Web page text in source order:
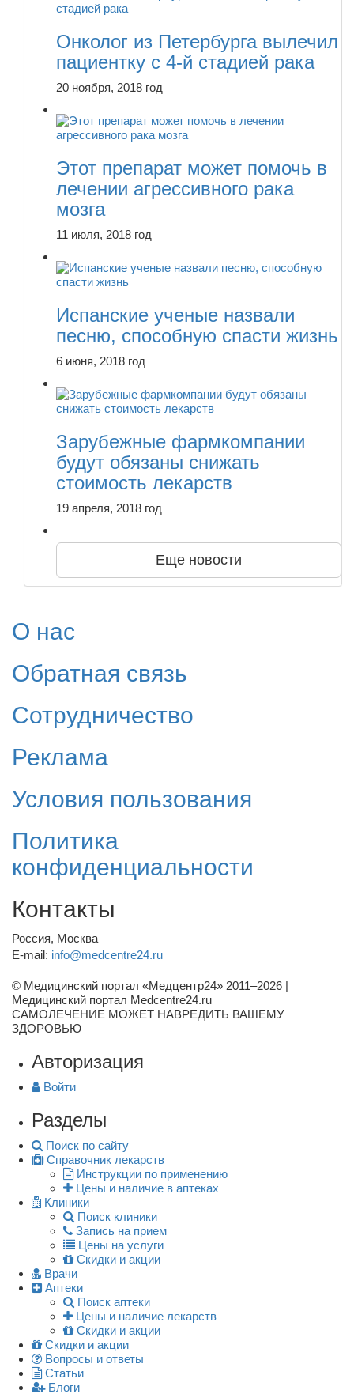
Онколог из Петербурга вылечил
пациентку с 4-й стадией рака
20 ноября, 2018 год
Этот препарат может помочь в
лечении агрессивного рака
мозга
11 июля, 2018 год
Испанские ученые назвали
песню, способную спасти жизнь
6 июня, 2018 год
Зарубежные фармкомпании
будут обязаны снижать
стоимость лекарств
19 апреля, 2018 год
Еще новости
О нас
Обратная связь
Сотрудничество
Реклама
Условия пользования
Политика
конфиденциальности
Контакты
Россия, Москва
E-mail: info@medcentre24.ru
© Медицинский портал «Медцентр24» 2011–2026 |
Медицинский портал Medcentre24.ru
САМОЛЕЧЕНИЕ МОЖЕТ НАВРЕДИТЬ ВАШЕМУ
ЗДОРОВЬЮ
Авторизация
Войти
Разделы
Поиск по сайту
Справочник лекарств
Инструкции по применению
Цены и наличие в аптеках
Клиники
Поиск клиники
Запись на прием
Цены на услуги
Скидки и акции
Врачи
Аптеки
Поиск аптеки
Цены и наличие лекарств
Скидки и акции
Скидки и акции
Вопросы и ответы
Статьи
Блоги